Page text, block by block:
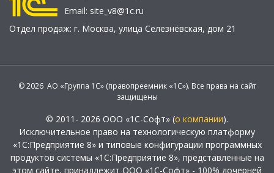
Email: site_v8@1c.ru
Отдел продаж: г. Москва, улица Селезнёвская, дом 21
© 2026 АО «Группа 1С» (правопреемник «1С»). Все права на сайт
защищены
© 2011- 2026 ООО «1С-Софт» (о компании).
Исключительное право на технологическую платформу
«1С:Предприятие 8» и типовые конфигурации программных
продуктов системы «1С:Предприятие 8», представленные на
этом сайте, принадлежит ООО «1С-Софт» - 100% дочерней